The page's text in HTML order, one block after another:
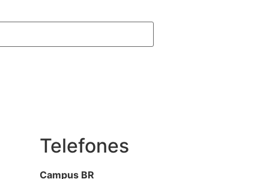
Telefones
Campus BR